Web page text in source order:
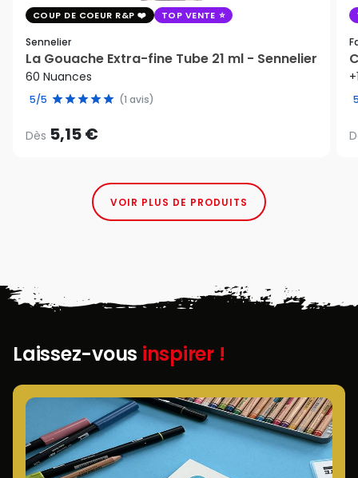
COUP DE COEUR R&P TOP VENTE
Sennelier
La Gouache Extra-fine Tube 21 ml - Sennelier
60 Nuances
5/5 (1 avis)
Dès 5,15 €
VOIR PLUS DE PRODUITS
Laissez-vous inspirer !